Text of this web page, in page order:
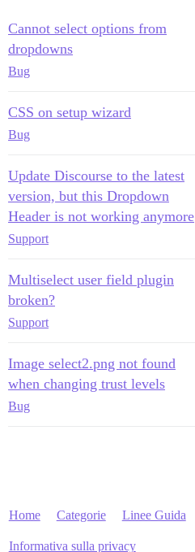
Cannot select options from
dropdowns
Bug
CSS on setup wizard
Bug
Update Discourse to the latest
version, but this Dropdown
Header is not working anymore
Support
Multiselect user field plugin
broken?
Support
Image select2.png not found
when changing trust levels
Bug
Home Categorie Linee Guida
Informativa sulla privacy